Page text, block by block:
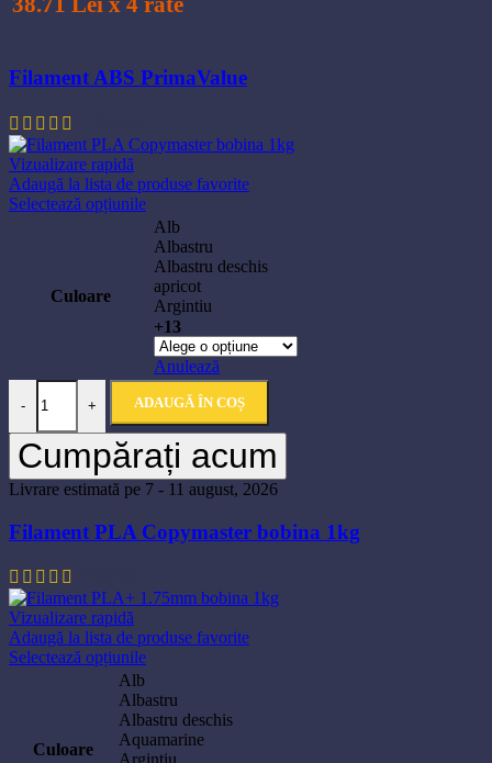
Filament ABS PrimaValue
Vizualizare rapidă
Adaugă la lista de produse favorite
Selectează opțiunileAcest
produs
are
mai
multe
variații.
Opțiunile
pot
fi
alese
în
pagina
produsului.
Culoare
Alb
Albastru
Albastru deschis
apricot
Argintiu
+13
Anulează
-
Cantitate Filament PLA Copymaster bobina 1kg
+ ADAUGĂ ÎN COȘ
Cumpărați acum
Livrare estimată pe 7 - 11 august, 2026
Filament PLA Copymaster bobina 1kg
Vizualizare rapidă
Adaugă la lista de produse favorite
Selectează opțiunileAcest
are
mai
multe
variații.
Culoare
Alb
Albastru
Albastru deschis
Aquamarine